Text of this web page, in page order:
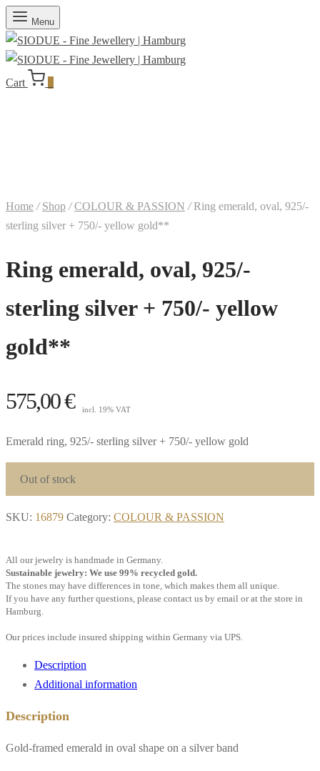
Menu
Cart
Home / Shop / COLOUR & PASSION /Ring emerald, oval, 925/-
sterling silver + 750/- yellow gold**
Ring emerald, oval, 925/-
sterling silver + 750/- yellow
gold**
575,00€ incl. 19% VAT
Emerald ring, 925/- sterling silver + 750/- yellow gold
Out of stock
SKU: 16879 Category: COLOUR & PASSION
All our jewelry is handmade in Germany.
Sustainable jewelry: We use 99% recycled gold.
The stones may have differences in tone, which makes them all unique.
If you have any further questions, please contact us by email or at the store in
Hamburg.
Our prices include insured shipping within Germany via UPS.
Description
Additional information
Description
Gold-framed emerald in oval shape on a silver band